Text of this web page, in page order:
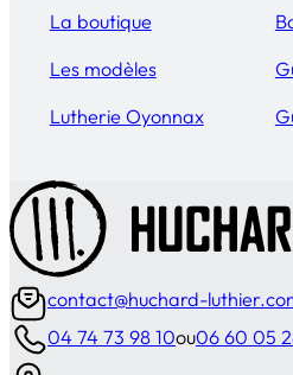
contact@huchard-
04 74 73 98 10ou06 60 05
La boutique
Les modèles
Lutherie Oyonnax